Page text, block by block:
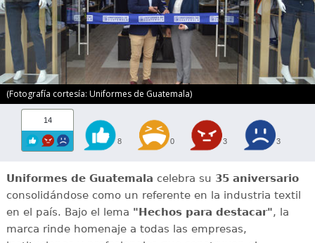
(Fotografía cortesía: Uniformes de Guatemala)
14
8 0 3 3
Uniformes de Guatemala celebra su 35 aniversario
consolidándose como un referente en la industria textil
en el país. Bajo el lema "Hechos para destacar", la
marca rinde homenaje a todas las empresas,